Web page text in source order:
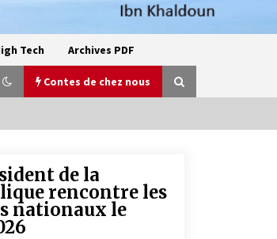
Tech Archives PDF
Contes de chez nous
Oum el Gaïla / L’ogresse du M’zab
4 ans ago
de la
rencontre les
nationaux le